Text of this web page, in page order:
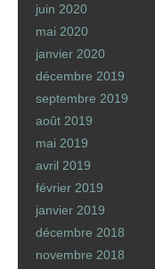
juin 2020
mai 2020
janvier 2020
décembre 2019
septembre 2019
août 2019
mai 2019
avril 2019
février 2019
janvier 2019
décembre 2018
novembre 2018